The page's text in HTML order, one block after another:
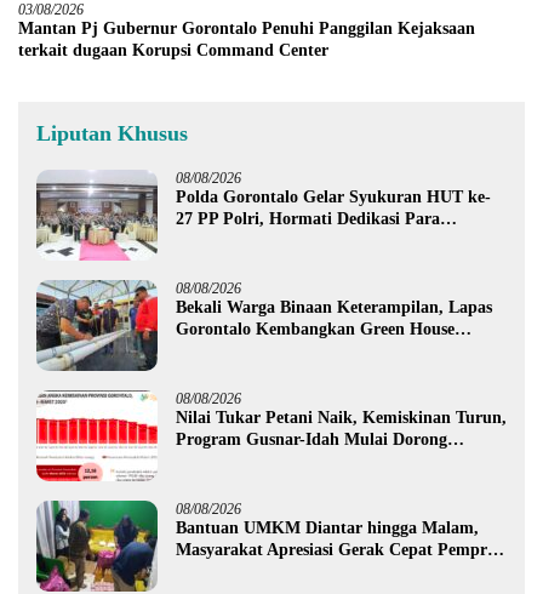
03/08/2026
Mantan Pj Gubernur Gorontalo Penuhi Panggilan Kejaksaan
terkait dugaan Korupsi Command Center
Liputan Khusus
08/08/2026
Polda Gorontalo Gelar Syukuran HUT ke-
27 PP Polri, Hormati Dedikasi Para
08/08/2026
Bekali Warga Binaan Keterampilan, Lapas
Gorontalo Kembangkan Green House
08/08/2026
Nilai Tukar Petani Naik, Kemiskinan Turun,
Program Gusnar-Idah Mulai Dorong
08/08/2026
Bantuan UMKM Diantar hingga Malam,
Masyarakat Apresiasi Gerak Cepat Pemprov